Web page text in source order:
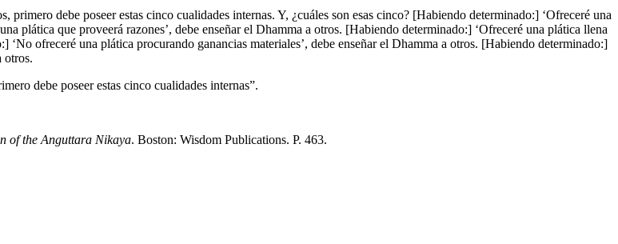
debe poseer estas cinco cualidades internas. Y, ¿cuáles son esas cinco? [Habiendo determinado:] ‘Ofreceré una
plática que proveerá razones’, debe enseñar el Dhamma a otros. [Habiendo determinado:] ‘Ofreceré una plática llena
ofreceré una plática procurando ganancias materiales’, debe enseñar el Dhamma a otros. [Habiendo determinado:]
otros.
debe poseer estas cinco cualidades internas”.
of the Anguttara Nikaya. Boston: Wisdom Publications. P. 463.